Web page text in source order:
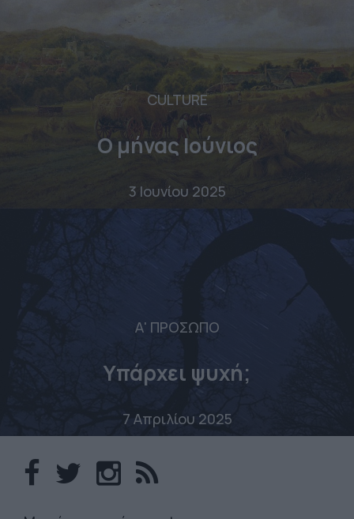
CULTURE
Ο μήνας Ιούνιος
3 Ιουνίου 2025
Α' ΠΡΟΣΩΠΟ
Υπάρχει ψυχή;
7 Απριλίου 2025